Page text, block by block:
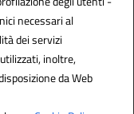
necessari al
dei servizi
inoltre,
da Web
S.r.l.